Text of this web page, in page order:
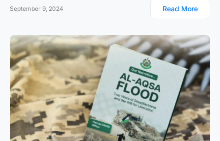
September 9, 2024 Read More